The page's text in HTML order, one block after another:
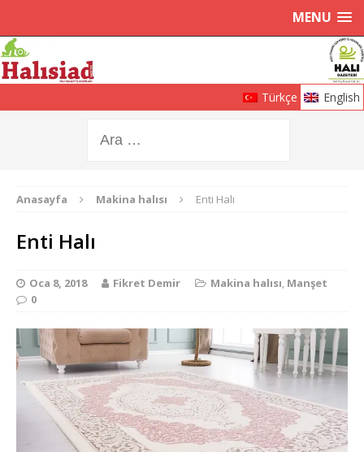
MENU
Türkçe English
Anasayfa Makina halısı Enti Halı
Enti Halı
Oca 8, 2018 Fikret Demir Makina halısı, Manşet
0